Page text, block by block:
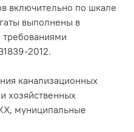
включительно по шкале
выполнены в
требованиями
2012.
канализационных
хозяйственных
муниципальные